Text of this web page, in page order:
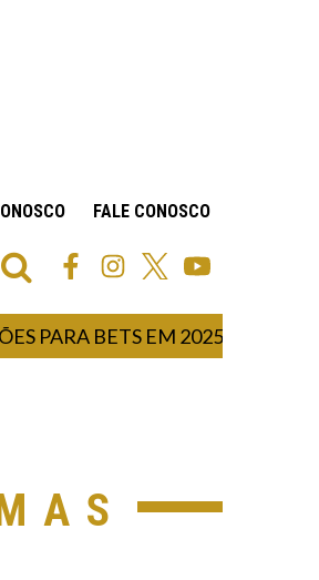
FALE CONOSCO
BETS EM 2025